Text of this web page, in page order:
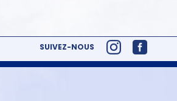
SUIVEZ-NOUS